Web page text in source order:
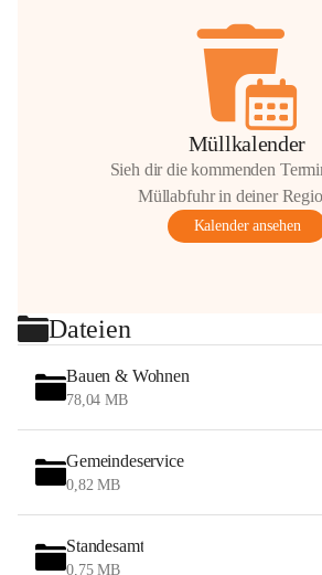
Müllkalender
Sieh dir die kommenden
Müllabfuhr in deiner
Kalender ansehen
Dateien
Bauen & Wohnen
78,04 MB
Gemeindeservice
0,82 MB
Standesamt
0,75 MB